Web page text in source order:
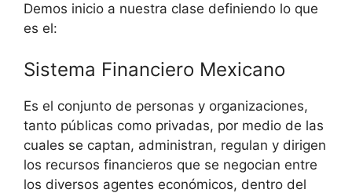
Demos inicio a nuestra clase definiendo lo que
es el:
Sistema Financiero Mexicano
Es el conjunto de personas y organizaciones,
tanto públicas como privadas, por medio de las
cuales se captan, administran, regulan y dirigen
los recursos financieros que se negocian entre
los diversos agentes económicos, dentro del